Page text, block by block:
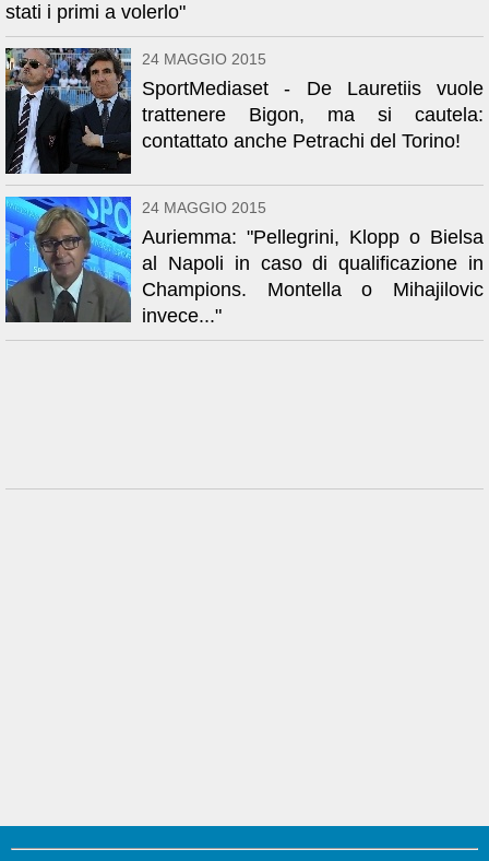
stati i primi a volerlo"
24 MAGGIO 2015
SportMediaset - De Lauretiis vuole
trattenere Bigon, ma si cautela:
contattato anche Petrachi del Torino!
24 MAGGIO 2015
Auriemma: "Pellegrini, Klopp o Bielsa
al Napoli in caso di qualificazione in
Champions. Montella o Mihajilovic
invece..."